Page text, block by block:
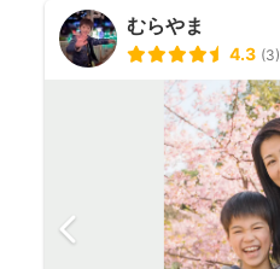
むらやま
4.3 (3)